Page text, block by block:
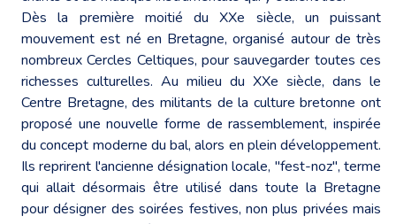
Dès la première moitié du XXe siècle, un puissant
mouvement est né en Bretagne, organisé autour de très
nombreux Cercles Celtiques, pour sauvegarder toutes ces
richesses culturelles. Au milieu du XXe siècle, dans le
Centre Bretagne, des militants de la culture bretonne ont
proposé une nouvelle forme de rassemblement, inspirée
du concept moderne du bal, alors en plein développement.
Ils reprirent l'ancienne désignation locale, "fest-noz", terme
qui allait désormais être utilisé dans toute la Bretagne
pour désigner des soirées festives, non plus privées mais